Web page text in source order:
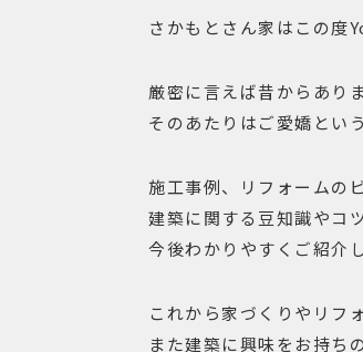
さかもとさん家はこの度
厳密に言えば昔からあり
そのあたりはご愛嬌とい
施工事例、リフォームの
建築に関する豆知識やコ
今後わかりやすくご紹介
これから家づくりやリフ
また建築に興味をお持ち